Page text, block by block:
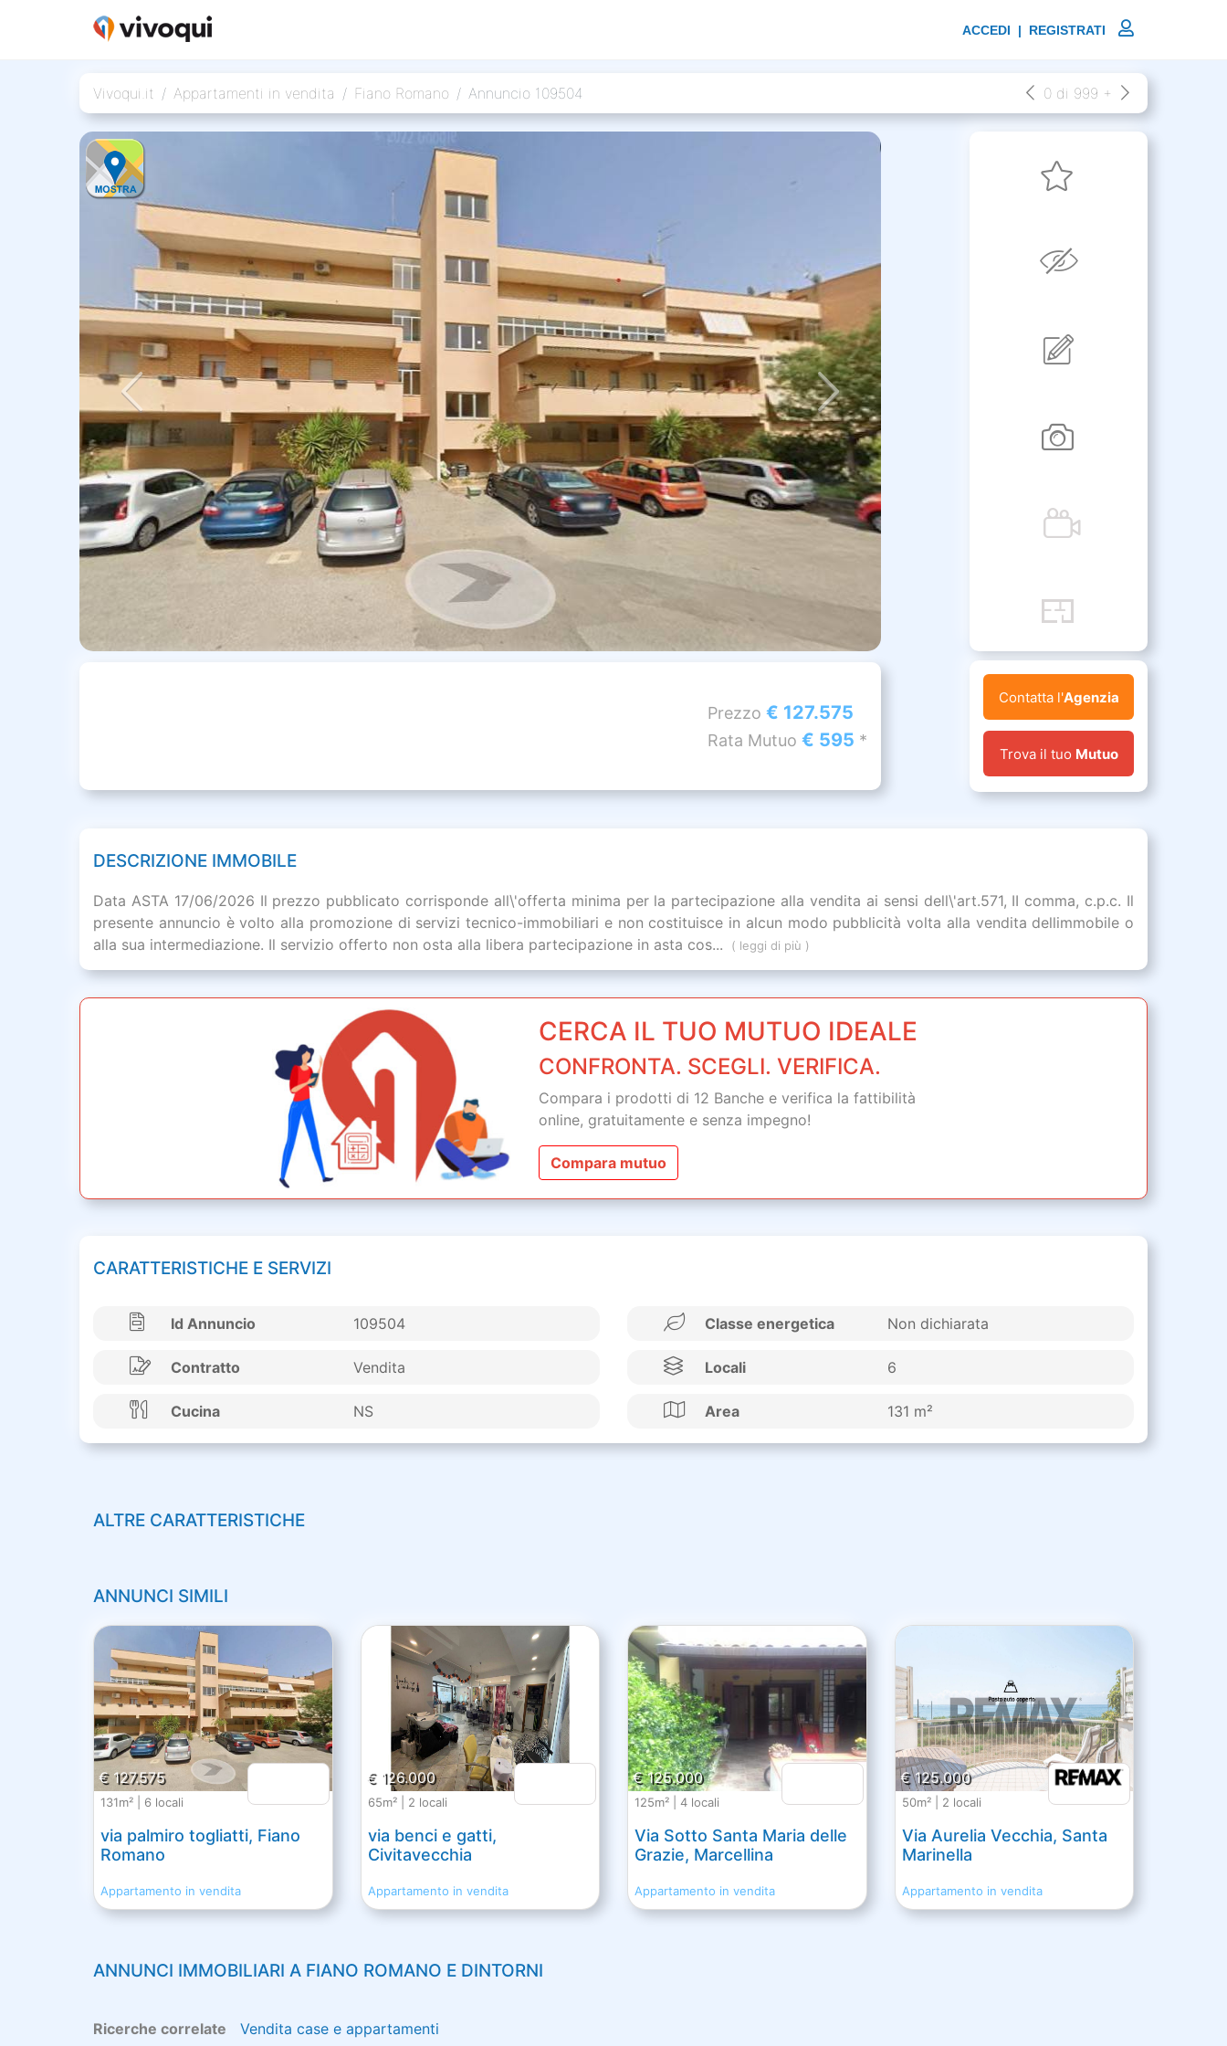
ACCEDI | REGISTRATI
Vivoqui.it Appartamenti in vendita Fiano Romano Annuncio 109504 0 di 999 +
Prezzo € 127.575
Rata Mutuo € 595 *
Contatta l'Agenzia
Trova il tuo Mutuo
DESCRIZIONE IMMOBILE
Data ASTA 17/06/2026 Il prezzo pubblicato corrisponde all\'offerta minima per la partecipazione alla vendita ai sensi dell\'art.571, II comma, c.p.c. Il
presente annuncio è volto alla promozione di servizi tecnico-immobiliari e non costituisce in alcun modo pubblicità volta alla vendita dellimmobile o
alla sua intermediazione. Il servizio offerto non osta alla libera partecipazione in asta cos...
( leggi di più )
CERCA IL TUO MUTUO IDEALE
CONFRONTA. SCEGLI. VERIFICA.
Compara i prodotti di 12 Banche e verifica la fattibilità
online, gratuitamentee senza impegno!
Compara mutuo
CARATTERISTICHE E SERVIZI
Id Annuncio 109504
Contratto Vendita
Cucina NS
Classe energetica Non dichiarata
Locali 6
Area 131 m²
ALTRE CARATTERISTICHE
ANNUNCI SIMILI
€ 127.575
131m² | 6 locali
via palmiro togliatti, Fiano
Romano
Appartamento in vendita
€ 126.000
65m² | 2 locali
via benci e gatti,
Civitavecchia
Appartamento in vendita
€ 125.000
125m² | 4 locali
Via Sotto Santa Maria delle
Grazie, Marcellina
Appartamento in vendita
€ 125.000
50m² | 2 locali
Via Aurelia Vecchia, Santa
Marinella
Appartamento in vendita
ANNUNCI IMMOBILIARI A FIANO ROMANO E DINTORNI
Ricerche correlate Vendita case e appartamenti